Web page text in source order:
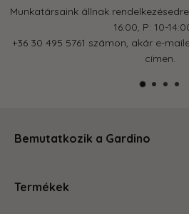
Munkatársaink állnak
16:00, P: 10-
+36 30 495 5761 számon, akár e-
címen.
Bemutatkozik a Gardino
Segítünk, hogy a szobád, balkonod,
Termékek